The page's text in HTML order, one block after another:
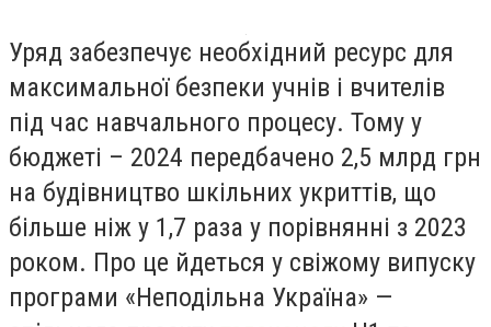
Уряд забезпечує необхідний ресурс для
максимальної безпеки учнів і вчителів
під час навчального процесу. Тому у
бюджеті – 2024 передбачено 2,5 млрд грн
на будівництво шкільних укриттів, що
більше ніж у 1,7 раза у порівнянні з 2023
роком. Про це йдеться у свіжому випуску
програми «Неподільна Україна» —